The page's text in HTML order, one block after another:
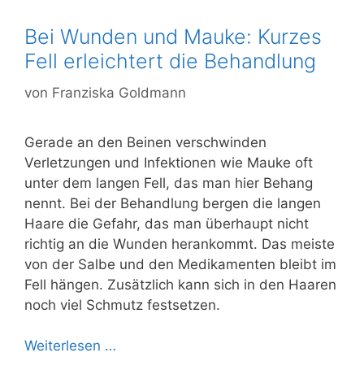
Bei Wunden und Mauke: Kurzes
Fell erleichtert die Behandlung
von Franziska Goldmann
Gerade an den Beinen verschwinden
Verletzungen und Infektionen wie Mauke oft
unter dem langen Fell, das man hier Behang
nennt. Bei der Behandlung bergen die langen
Haare die Gefahr, das man überhaupt nicht
richtig an die Wunden herankommt. Das meiste
von der Salbe und den Medikamenten bleibt im
Fell hängen. Zusätzlich kann sich in den Haaren
noch viel Schmutz festsetzen.
Weiterlesen …